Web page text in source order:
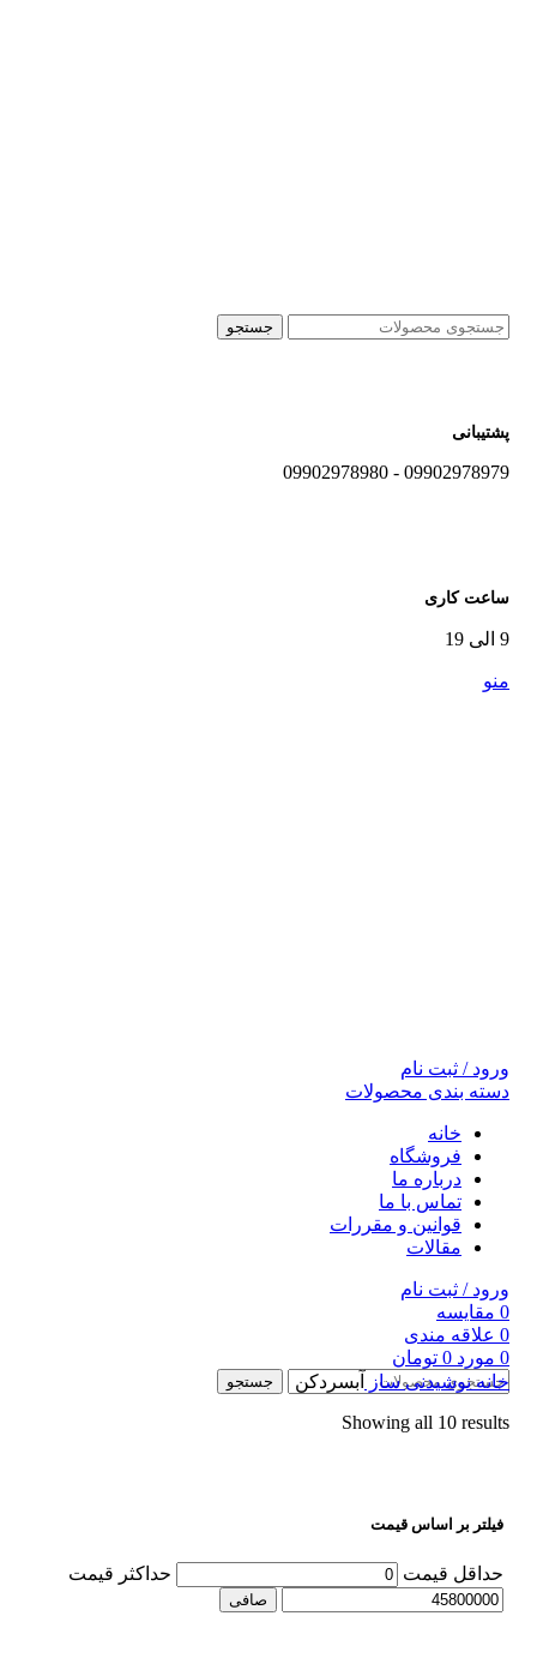
جستجو
پشتیبانی
09902978979 - 09902978980
ساعت کاری
9 الی 19
منو
ورود / ثبت نام
دسته بندی محصولات
خانه
فروشگاه
درباره ما
تماس با ما
قوانین و مقررات
مقالات
ورود / ثبت نام
0 مقايسه
0 علاقه مندی
0 مورد 0 تومان
جستجو خانهنوشیدنی ساز
آبسردکن
Showing all 10 results
فیلتر بر اساس قیمت
حداقل قیمت حداكثر قيمت
صافی